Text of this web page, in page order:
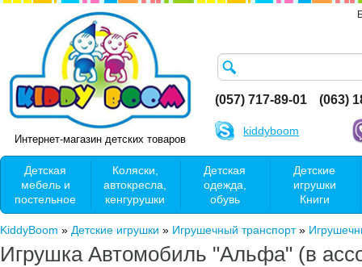
Интернет-магазин детских товаров
(057) 717-89-01 (063)
kiddyboom
Детская
мебель и
постельное
Коляски,
автокресла,
кенгурушки
Детская
одежда,
обувь
Детские
игрушки
Книги
KiddyBoom » Детские игрушки » Игрушечный транспорт »
Игрушка Автомобиль "Альфа" (в